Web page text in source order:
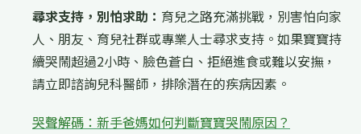
尋求支持，別怕求助： 育兒之路充滿挑戰，別害怕向家
人、朋友、育兒社群或專業人士尋求支持。如果寶寶持
續哭鬧超過2小時、臉色蒼白、拒絕進食或難以安撫，
請立即諮詢兒科醫師，排除潛在的疾病因素。
哭聲解碼：新手爸媽如何判斷寶寶哭鬧原因？